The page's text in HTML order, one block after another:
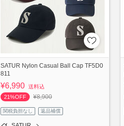
SATUR Nylon Casual Ball Cap TF5D0
811
¥6,990 送料込
21%OFF
¥8,900
関税負担なし 返品補償